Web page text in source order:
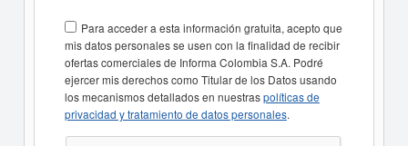
Para acceder a esta información gratuita, acepto que
mis datos personales se usen con la finalidad de recibir
ofertas comerciales de Informa Colombia S.A. Podré
ejercer mis derechos como Titular de los Datos usando
los mecanismos detallados en nuestraspolíticas de
privacidad y tratamiento de datos personales.